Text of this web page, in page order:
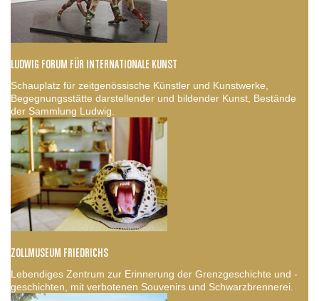
LUDWIG FORUM FÜR INTERNATIONALE KUNST
Schauplatz für zeitgenössische Künstler und Kunstwerke,
Begegnungsstätte darstellender und bildender Kunst, Bestände
der Sammlung Ludwig.
ZOLLMUSEUM FRIEDRICHS
Lebendiges Zentrum zur Erinnerung der Grenzgeschichte und -
geschichten, mit verbotenen Souvenirs und Schwarzbrennerei.